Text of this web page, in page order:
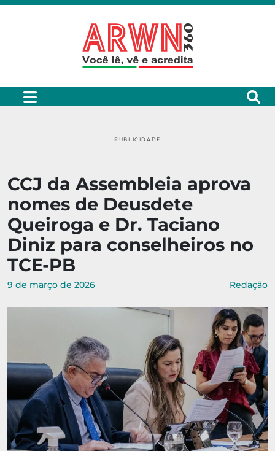
PUBLICIDADE
CCJ da Assembleia aprova
nomes de Deusdete
Queiroga e Dr. Taciano
Diniz para conselheiros no
TCE-PB
9 de março de 2026 Redação